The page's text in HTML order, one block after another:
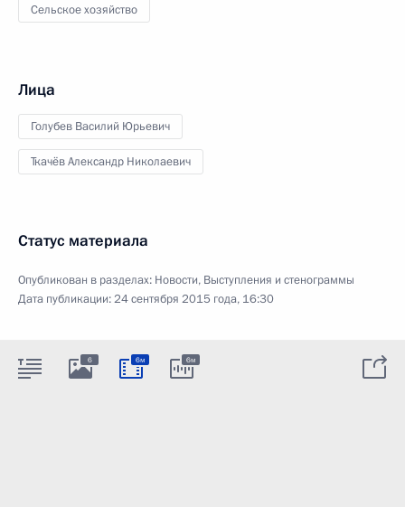
Сельское хозяйство
Лица
Голубев Василий Юрьевич
Ткачёв Александр Николаевич
Статус материала
Опубликован в разделах: Новости, Выступления и стенограммы
Дата публикации:24 сентября 2015 года, 16:30
6 6м 6м